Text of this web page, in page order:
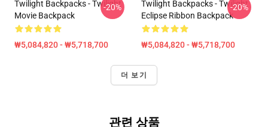
Twilight Backpacks - Twilight
Movie Backpack
₩5,084,820 - ₩5,718,700
-20%
Twilight Backpacks - Twilight
Eclipse Ribbon Backpack
₩5,084,820 - ₩5,718,700
-20%
더 보기
관련 상품